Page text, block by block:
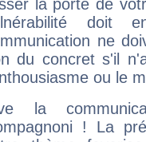
la porte de
doit
ne
du concret s'il
ou le
la
! La